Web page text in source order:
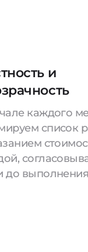
и
каждого
список
до